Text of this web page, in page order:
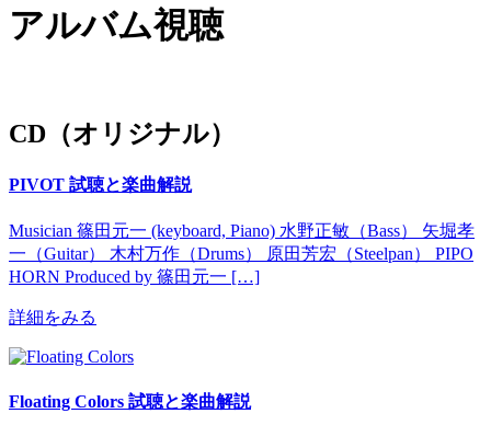
アルバム視聴
CD（オリジナル）
PIVOT 試聴と楽曲解説
Musician 篠田元一 (keyboard, Piano) 水野正敏（Bass） 矢堀孝
一（Guitar） 木村万作（Drums） 原田芳宏（Steelpan） PIPO
HORN Produced by 篠田元一 […]
詳細をみる
Floating Colors 試聴と楽曲解説